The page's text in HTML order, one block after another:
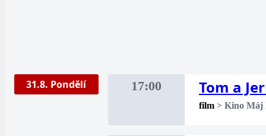
31.8. Pondělí 17:00 Tom a
film > Kino Máj